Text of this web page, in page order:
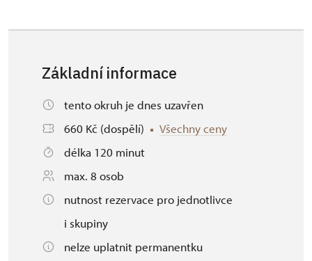
Základní informace
tento okruh je dnes uzavřen
660 Kč (dospělí)
Všechny ceny
délka 120 minut
max. 8 osob
nutnost rezervace pro jednotlivce
i skupiny
nelze uplatnit permanentku